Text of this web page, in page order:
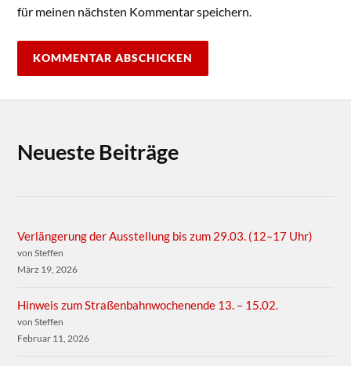
für meinen nächsten Kommentar speichern.
Neueste Beiträge
Verlängerung der Ausstellung bis zum 29.03. (12–17 Uhr)
von Steffen
März 19, 2026
Hinweis zum Straßenbahnwochenende 13. – 15.02.
von Steffen
Februar 11, 2026